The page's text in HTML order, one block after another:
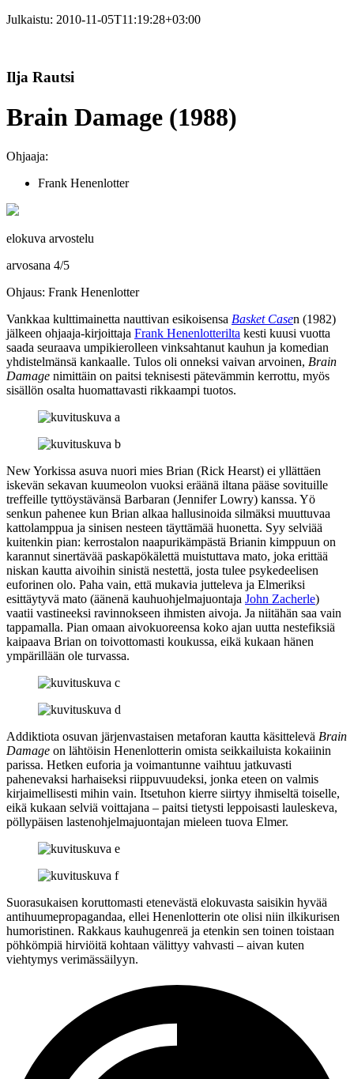
Julkaistu: 2010-11-05T11:19:28+03:00
Ilja Rautsi
Brain Damage (1988)
Ohjaaja:
Frank Henenlotter
elokuva arvostelu
arvosana 4/5
Ohjaus: Frank Henenlotter
Vankkaa kulttimainetta nauttivan esikoisensa Basket Casen (1982)
jälkeen ohjaaja-kirjoittaja Frank Henenlotterilta kesti kuusi vuotta
saada seuraava umpikierolleen vinksahtanut kauhun ja komedian
yhdistelmänsä kankaalle. Tulos oli onneksi vaivan arvoinen, Brain
Damage nimittäin on paitsi teknisesti pätevämmin kerrottu, myös
sisällön osalta huomattavasti rikkaampi tuotos.
New Yorkissa asuva nuori mies Brian (Rick Hearst) ei yllättäen
iskevän sekavan kuumeolon vuoksi eräänä iltana pääse sovituille
treffeille tyttöystävänsä Barbaran (Jennifer Lowry) kanssa. Yö
senkun pahenee kun Brian alkaa hallusinoida silmäksi muuttuvaa
kattolamppua ja sinisen nesteen täyttämää huonetta. Syy selviää
kuitenkin pian: kerrostalon naapurikämpästä Brianin kimppuun on
karannut sinertävää paskapökälettä muistuttava mato, joka erittää
niskan kautta aivoihin sinistä nestettä, josta tulee psykedeelisen
euforinen olo. Paha vain, että mukavia jutteleva ja Elmeriksi
esittäytyvä mato (äänenä kauhuohjelmajuontaja John Zacherle)
vaatii vastineeksi ravinnokseen ihmisten aivoja. Ja niitähän saa vain
tappamalla. Pian omaan aivokuoreensa koko ajan uutta nestefiksiä
kaipaava Brian on toivottomasti koukussa, eikä kukaan hänen
ympärillään ole turvassa.
Addiktiota osuvan järjenvastaisen metaforan kautta käsittelevä Brain
Damage on lähtöisin Henenlotterin omista seikkailuista kokaiinin
parissa. Hetken euforia ja voimantunne vaihtuu jatkuvasti
pahenevaksi harhaiseksi riippuvuudeksi, jonka eteen on valmis
kirjaimellisesti mihin vain. Itsetuhon kierre siirtyy ihmiseltä toiselle,
eikä kukaan selviä voittajana – paitsi tietysti leppoisasti lauleskeva,
pöllypäisen lastenohjelmajuontajan mieleen tuova Elmer.
Suorasukaisen koruttomasti etenevästä elokuvasta saisikin hyvää
antihuumepropagandaa, ellei Henenlotterin ote olisi niin ilkikurisen
humoristinen. Rakkaus kauhugenreä ja etenkin sen toinen toistaan
pöhkömpiä hirviöitä kohtaan välittyy vahvasti – aivan kuten
viehtymys verimässäilyyn.